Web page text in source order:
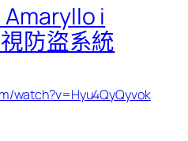
i
防盜系統
watch?v=Hyu4QyQyvok